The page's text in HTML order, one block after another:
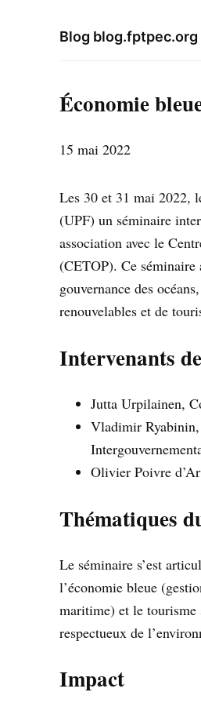
Blog blog.fptpec.org
Économie
15 mai 2022
Les 30 et 31 mai 2022,
(UPF) un séminaire
association avec le
(CETOP). Ce séminaire
gouvernance des
renouvelables et de
Intervenants
Jutta Urpilainen,
Vladimir Ryabinin,
Olivier Poivre
Thématiques
Le séminaire s’est
l’économie bleue
maritime) et le tourisme
respectueux de
Impact